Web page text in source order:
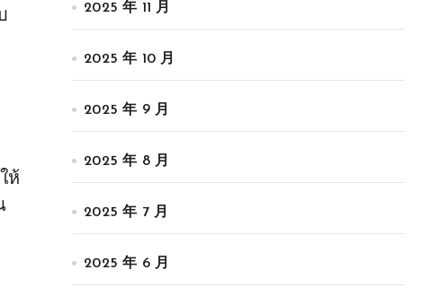
ห้
2025 年 11 月
2025 年 10 月
2025 年 9 月
2025 年 8 月
2025 年 7 月
2025 年 6 月